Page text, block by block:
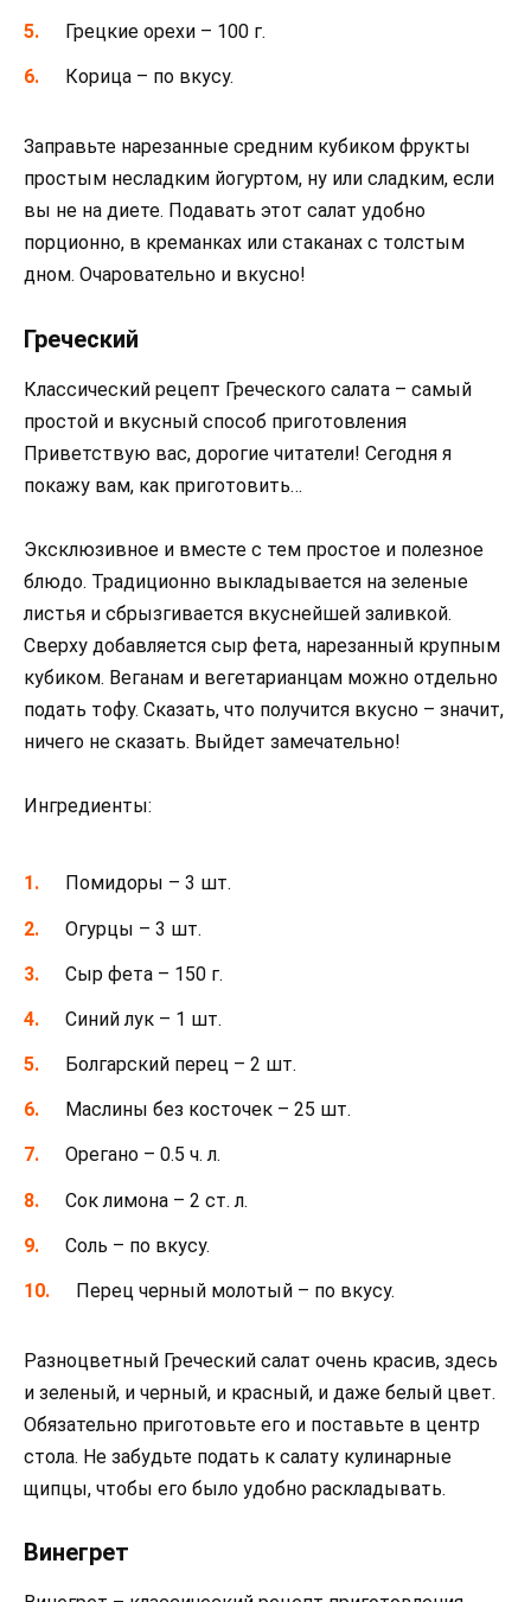
Грецкие орехи – 100 г.
Корица – по вкусу.
Заправьте нарезанные средним кубиком фрукты
простым несладким йогуртом, ну или сладким, если
вы не на диете. Подавать этот салат удобно
порционно, в креманках или стаканах с толстым
дном. Очаровательно и вкусно!
Греческий
Классический рецепт Греческого салата – самый
простой и вкусный способ приготовления
Приветствую вас, дорогие читатели! Сегодня я
покажу вам, как приготовить…
Эксклюзивное и вместе с тем простое и полезное
блюдо. Традиционно выкладывается на зеленые
листья и сбрызгивается вкуснейшей заливкой.
Сверху добавляется сыр фета, нарезанный крупным
кубиком. Веганам и вегетарианцам можно отдельно
подать тофу. Сказать, что получится вкусно – значит,
ничего не сказать. Выйдет замечательно!
Ингредиенты:
Помидоры – 3 шт.
Огурцы – 3 шт.
Сыр фета – 150 г.
Синий лук – 1 шт.
Болгарский перец – 2 шт.
Маслины без косточек – 25 шт.
Орегано – 0.5 ч. л.
Сок лимона – 2 ст. л.
Соль – по вкусу.
Перец черный молотый – по вкусу.
Разноцветный Греческий салат очень красив, здесь
и зеленый, и черный, и красный, и даже белый цвет.
Обязательно приготовьте его и поставьте в центр
стола. Не забудьте подать к салату кулинарные
щипцы, чтобы его было удобно раскладывать.
Винегрет